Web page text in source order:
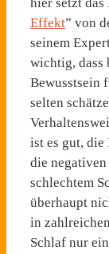
hier setzt das
Effekt” von
seinem
wichtig, dass
Bewusstsein
selten
ist es gut, die
die
schlechtem
überhaupt
in
Schlaf nur